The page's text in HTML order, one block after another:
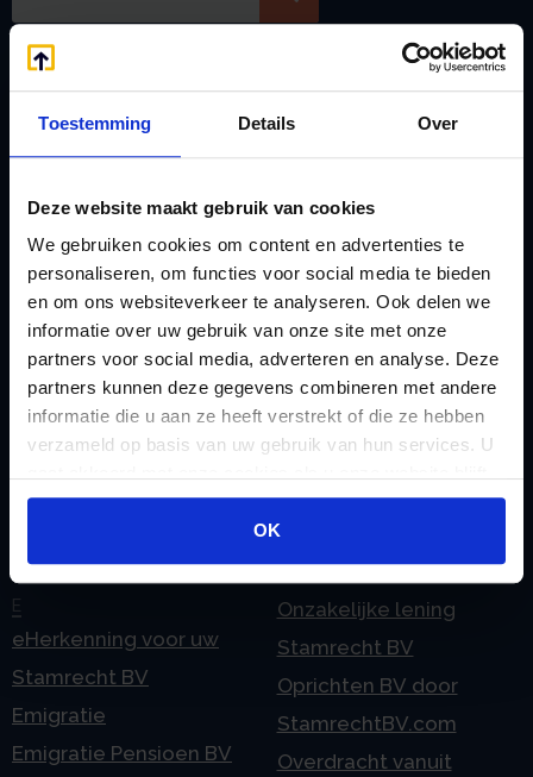
Toestemming Details Over
Deze website maakt gebruik van cookies
We gebruiken cookies om content en advertenties te
personaliseren, om functies voor social media te bieden
en om ons websiteverkeer te analyseren. Ook delen we
informatie over uw gebruik van onze site met onze
partners voor social media, adverteren en analyse. Deze
partners kunnen deze gegevens combineren met andere
informatie die u aan ze heeft verstrekt of die ze hebben
verzameld op basis van uw gebruik van hun services. U
gebruiken.
OK
Handige links
A
Afkoop Stamrecht
Belastingdienst
doorgeven
rekeningnummer
Checklist IB 2023 (PDF)
Checklist IB 2023 (Word)
Checklist IB 2024 (PDF)
Checklist IB 2024 (Word)
Checklist IB 2025 (PDF)
Contact
E
eHerkenning voor uw
Stamrecht BV
Emigratie
Emigratie Pensioen BV
L
Lijfrente BV
Liquidatie Pensioen BV
Loonadministratie
verzorgen
M
Mogelijkheden
Stamrecht BV
ODV BV
Ontbinden Stamrecht
BV
Onzakelijke lening
Stamrecht BV
Oprichten BV door
StamrechtBV.com
Overdracht vanuit